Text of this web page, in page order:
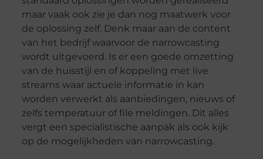
maar vaak ook zie je dan nog maatwerk voor
de oplossing zelf. Denk maar aan de content
van het bedrijf waarvoor de narrowcasting
wordt uitgevoerd. Is er een goede omzetting
van de huisstijl en of koppeling met live
streams waar actuele informatie in kan
worden verwerkt als aanbiedingen, nieuws of
zelfs temperatuur of file meldingen. Dit alles
vergt een specialistische aanpak als ook kijk
op de mogelijkheden van narrowcasting.